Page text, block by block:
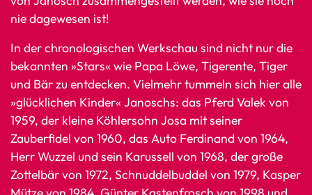
nie dagewesen ist!
In der chronologischen Werkschau sind nicht nur die
bekannten »Stars« wie Papa Löwe, Tigerente, Tiger
und Bär zu entdecken. Vielmehr tummeln sich hier alle
»glücklichen Kinder« Janoschs: das Pferd Valek von
1959, der kleine Köhlersohn Josa mit seiner
Zauberfidel von 1960, das Auto Ferdinand von 1964,
Herr Wuzzel und sein Karussell von 1968, der große
Zottelbär von 1972, Schnuddelbuddel von 1979, Kasper